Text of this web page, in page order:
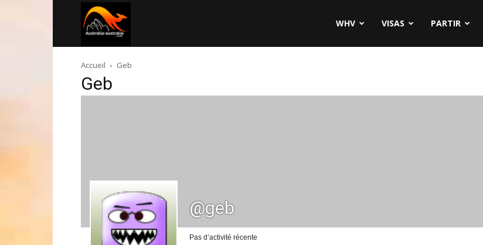
australie.com
WHV VISAS PARTIR
Accueil Geb
Geb
@geb
Pas d’activité récente